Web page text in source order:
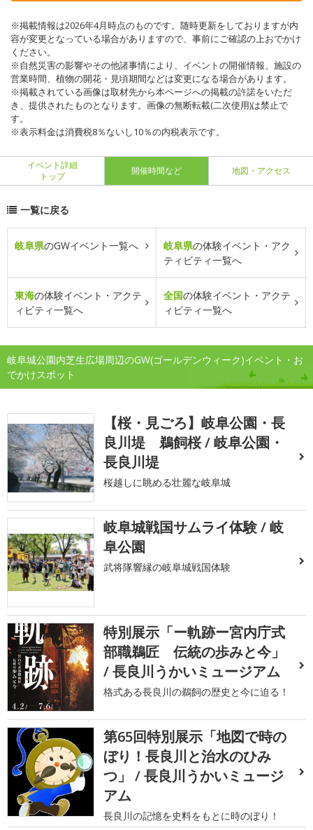
※掲載情報は2026年4月時点のものです。随時更新をしておりますが内
容が変更となっている場合がありますので、事前にご確認の上おでかけ
ください。
※自然災害の影響やその他諸事情により、イベントの開催情報、施設の
営業時間、植物の開花・見頃期間などは変更になる場合があります。
※掲載されている画像は取材先から本ページへの掲載の許諾をいただ
き、提供されたものとなります。画像の無断転載(二次使用)は禁止で
す。
※表示料金は消費税8％ないし10％の内税表示です。
イベント詳細
トップ
開催時間など 地図・アクセス
一覧に戻る
岐阜県のGWイベント一覧へ 岐阜県の体験イベント・アク
ティビティ一覧へ
東海の体験イベント・アクテ
ィビティ一覧へ
全国の体験イベント・アクテ
ィビティ一覧へ
岐阜城公園内芝生広場周辺のGW(ゴールデンウィーク)イベント・お
でかけスポット
【桜・見ごろ】岐阜公園・長
良川堤 鵜飼桜 / 岐阜公園・
長良川堤
桜越しに眺める壮麗な岐阜城
岐阜城戦国サムライ体験 / 岐
阜公園
武将隊響縁の岐阜城戦国体験
特別展示「ー軌跡ー宮内庁式
部職鵜匠 伝統の歩みと今」
/ 長良川うかいミュージアム
格式ある長良川の鵜飼の歴史と今に迫る！
第65回特別展示「地図で時の
ぼり！長良川と治水のひみ
つ」 / 長良川うかいミュージ
アム
長良川の記憶を史料をもとに時のぼり！